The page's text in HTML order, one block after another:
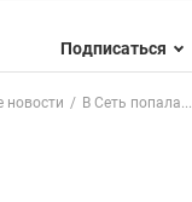
Подписаться
новости В Сеть попала...